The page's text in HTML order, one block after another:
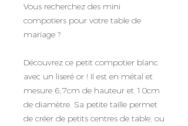
Vous recherchez des mini
compotiers pour votre table de
mariage ?
Découvrez ce petit compotier blanc
avec un liseré or ! Il est en métal et
mesure 6,7cm de hauteur et 10cm
de diamètre. Sa petite taille permet
de créer de petits centres de table, ou